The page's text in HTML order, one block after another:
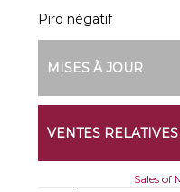
Piro négatif
MISES À JOUR
VENTES
Sales of